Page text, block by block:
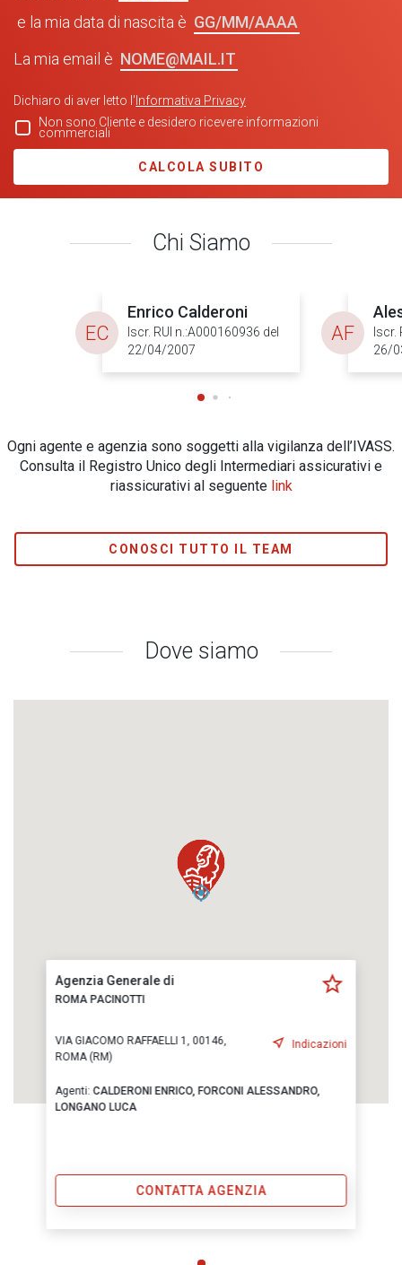
e la mia data di nascita è
GG/MM/AAAA
La mia email è NOME@MAIL.IT
Dichiaro di aver letto l' Informativa Privacy
Non sono Cliente e desidero ricevere informazioni
commerciali
CALCOLA SUBITO
Chi Siamo
Enrico Calderoni
Iscr. RUI n.:A000160936 del
22/04/2007
EC
Iscr.
26/
AF
Ogni agente e agenzia sono soggetti alla vigilanza dell’IVASS.
Consulta il Registro Unico degli Intermediari assicurativi e
riassicurativi al seguente link
CONOSCI TUTTO IL TEAM
Dove siamo
Agenzia Generale di
ROMA PACINOTTI
VIA GIACOMO RAFFAELLI 1, 00146,
ROMA (RM)
Indicazioni
Agenti:CALDERONI ENRICO, FORCONI ALESSANDRO,
LONGANO LUCA
CONTATTA AGENZIA